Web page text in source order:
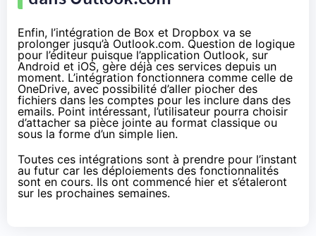
Enfin, l’intégration de Box et Dropbox va se
prolonger jusqu’à Outlook.com. Question de logique
pour l’éditeur puisque l’application Outlook, sur
Android et iOS, gère déjà ces services depuis un
moment. L’intégration fonctionnera comme celle de
OneDrive, avec possibilité d’aller piocher des
fichiers dans les comptes pour les inclure dans des
emails. Point intéressant, l’utilisateur pourra choisir
d’attacher sa pièce jointe au format classique ou
sous la forme d’un simple lien.
Toutes ces intégrations sont à prendre pour l’instant
au futur car les déploiements des fonctionnalités
sont en cours. Ils ont commencé hier et s’étaleront
sur les prochaines semaines.